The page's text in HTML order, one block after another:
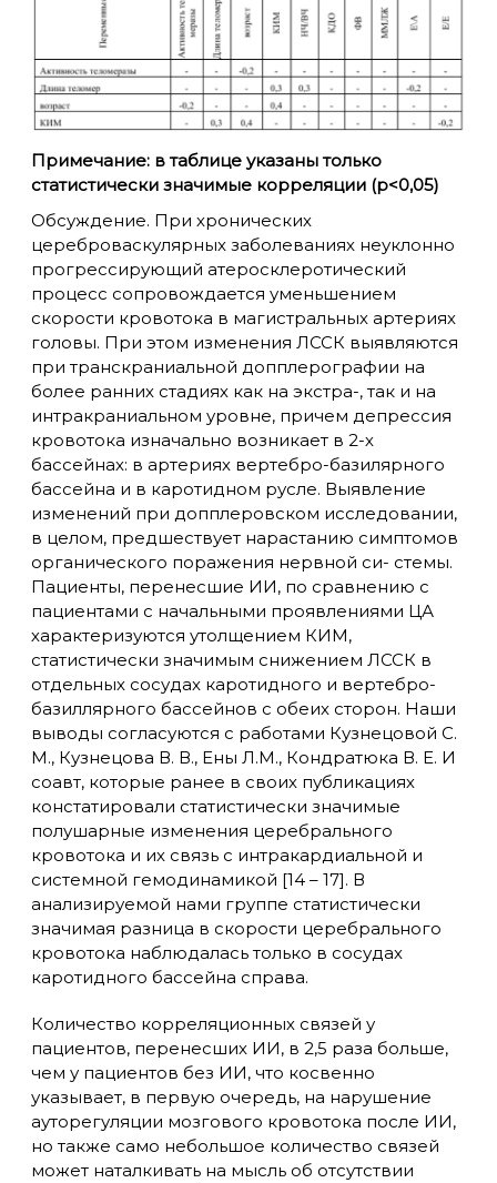
Примечание: в таблице указаны только
статистически значимые корреляции (p<0,05)
Обсуждение. При хронических
цереброваскулярных заболеваниях неуклонно
прогрессирующий атеросклеротический
процесс сопровождается уменьшением
скорости кровотока в магистральных артериях
головы. При этом изменения ЛССК выявляются
при транскраниальной допплерографии на
более ранних стадиях как на экстра-, так и на
интракраниальном уровне, причем депрессия
кровотока изначально возникает в 2-х
бассейнах: в артериях вертебро-базилярного
бассейна и в каротидном русле. Выявление
изменений при допплеровском исследовании,
в целом, предшествует нарастанию симптомов
органического поражения нервной си- стемы.
Пациенты, перенесшие ИИ, по сравнению с
пациентами с начальными проявлениями ЦА
характеризуются утолщением КИМ,
статистически значимым снижением ЛССК в
отдельных сосудах каротидного и вертебро-
базиллярного бассейнов с обеих сторон. Наши
выводы согласуются с работами Кузнецовой С.
М., Кузнецова В. В., Ены Л.М., Кондратюка В. Е. И
соавт, которые ранее в своих публикациях
констатировали статистически значимые
полушарные изменения церебрального
кровотока и их связь с интракардиальной и
системной гемодинамикой [14 – 17]. В
анализируемой нами группе статистически
значимая разница в скорости церебрального
кровотока наблюдалась только в сосудах
каротидного бассейна справа.
Количество корреляционных связей у
пациентов, перенесших ИИ, в 2,5 раза больше,
чем у пациентов без ИИ, что косвенно
указывает, в первую очередь, на нарушение
ауторегуляции мозгового кровотока после ИИ,
но также само небольшое количество связей
может наталкивать на мысль об отсутствии